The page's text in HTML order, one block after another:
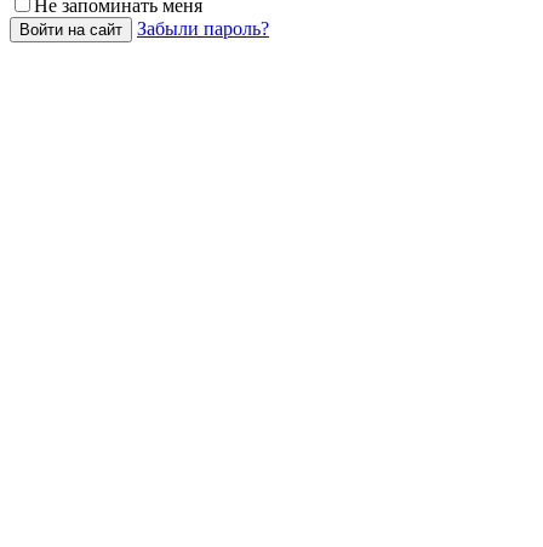
Не запоминать меня
Войти на сайт Забыли пароль?